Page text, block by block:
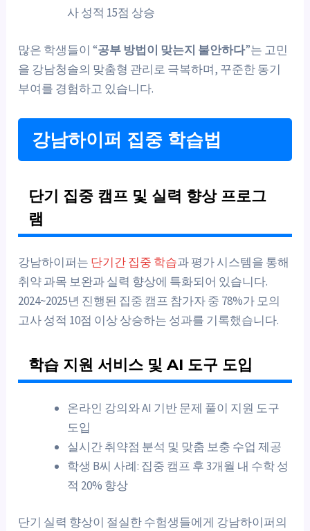
사 성적 15점 상승
많은 학생들이 “공부 방법이 맞는지 불안하다”는 고민
을 강남청솔의 맞춤형 관리로 극복하며, 꾸준한 동기
부여를 경험하고 있습니다.
강남하이퍼 집중 학습법
단기 집중 캠프 및 실력 향상 프로그
램
강남하이퍼는 단기간 집중 학습과 평가 시스템을 통해
취약 과목 보완과 실력 향상에 특화되어 있습니다.
2024~2025년 진행된 집중 캠프 참가자 중 78%가 모의
고사 성적 10점 이상 상승하는 성과를 기록했습니다.
학습 지원 서비스 및 AI 도구 도입
온라인 강의와 AI 기반 문제 풀이 지원 도구
도입
실시간 취약점 분석 및 맞춤 보충 수업 제공
학생 B씨 사례: 집중 캠프 후 3개월 내 수학 성
적 20% 향상
단기 실력 향상이 절실한 수험생들에게 강남하이퍼의